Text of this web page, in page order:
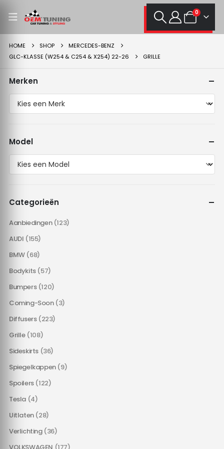
0
HOME SHOP
MERCEDES-BENZ
GLC-KLASSE (W254 & C254 & X254) 22-26
GRILLE
Merken
Model
Categorieën
Aanbiedingen (123)
AUDI (155)
BMW (68)
Bodykits (57)
Bumpers (120)
Coming-Soon (3)
Diffusers (223)
Grille (108)
Sideskirts (36)
Spiegelkappen (9)
Spoilers (122)
Tesla (4)
Uitlaten (28)
Verlichting (36)